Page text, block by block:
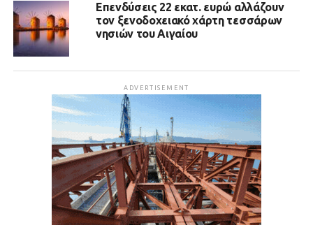
Επενδύσεις 22 εκατ. ευρώ αλλάζουν
τον ξενοδοχειακό χάρτη τεσσάρων
νησιών του Αιγαίου
ADVERTISEMENT